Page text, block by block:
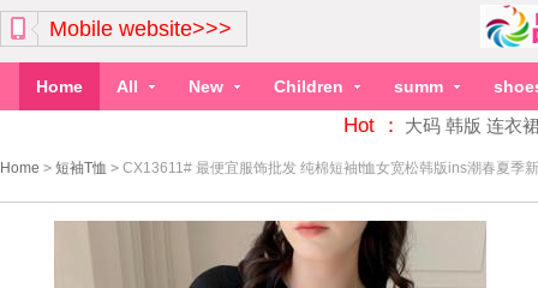
Mobile website>>>
Home All New Children summ
Hot ： 大码 韩版 连衣
Home > 短袖T恤 > CX13611# 最便宜服饰批发 纯棉短袖t恤女宽松韩版ins潮春夏季